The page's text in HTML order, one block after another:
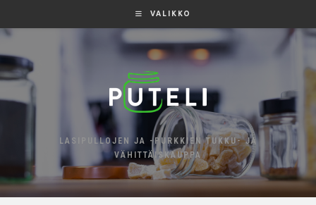
VALIKKO
LASIPULLOJEN JA -PURKKIEN TUKKU- JA
VÄHITTÄISKAUPPA